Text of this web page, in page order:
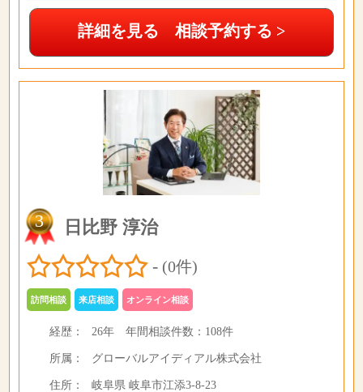
詳細を見る 相談予約する >
3
日比野 淳治
- (0件)
訪問相談 来店相談 オンライン相談
経歴： 26年年間相談件数： 108件
所属： グローバルアイディアル株式会社
住所： 岐阜県 岐阜市江添3-8-23